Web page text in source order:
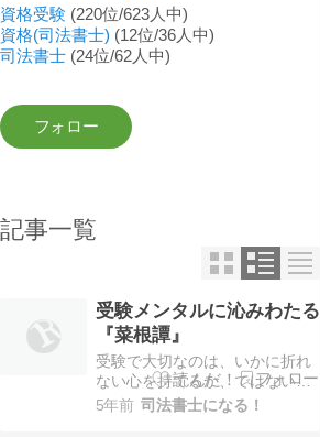
資格受験 (220位/623人中)
資格(司法書士) (12位/36人中)
司法書士 (24位/62人中)
記事一覧
受験メンタルに沁みわたる
『菜根譚』
受験で大切なのは、いかに折れ
ない心を持てるか、ではないで
しょう。 折れたことのない心
5年前 司法書士になる！